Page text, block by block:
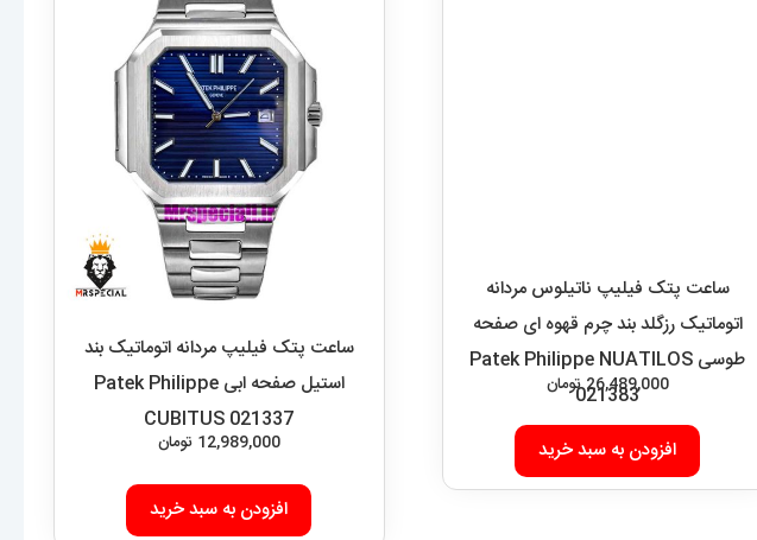
ساعت پتک فیلیپ ناتیلوس مردانه
اتوماتیک رزگلد بند چرم قهوه ای صفحه
طوسی Patek Philippe NUATILOS
021383
26,489,000 تومان
ساعت پتک فیلیپ مردانه اتوماتیک بند
استیل صفحه ابی Patek Philippe
CUBITUS 021337
12,989,000 تومان
افزودن به سبد خرید